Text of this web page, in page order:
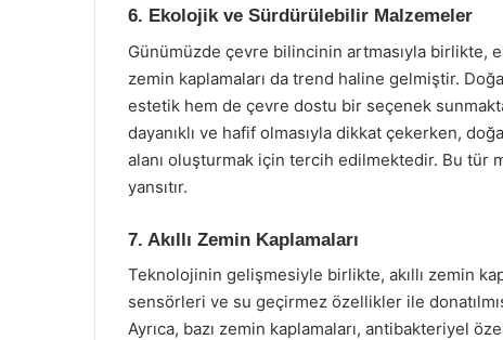
6. Ekolojik ve Sürdürülebilir Malzemeler
Günümüzde çevre bilincinin artmasıyla birlikte,
zemin kaplamaları da trend haline gelmiştir.
estetik hem de çevre dostu bir seçenek
dayanıklı ve hafif olmasıyla dikkat çekerken,
alanı oluşturmak için tercih edilmektedir. Bu tür
yansıtır.
7. Akıllı Zemin Kaplamaları
Teknolojinin gelişmesiyle birlikte, akıllı zemin
sensörleri ve su geçirmez özellikler ile
Ayrıca, bazı zemin kaplamaları, antibakteriyel